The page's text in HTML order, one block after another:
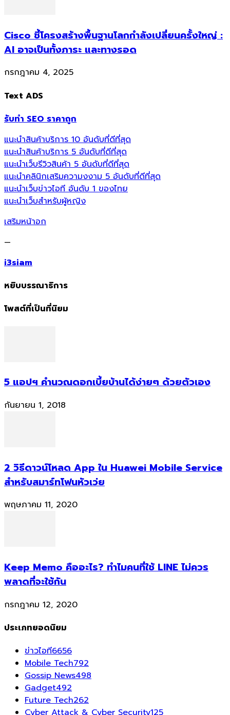
Cisco ชี้โครงสร้างพื้นฐานโลกกำลังเปลี่ยนครั้งใหญ่ :
AI อาจเป็นทั้งภาระ และทางรอด
กรกฎาคม 4, 2025
Text ADS
รับทำ SEO ราคาถูก
แนะนำสินค้าบริการ 10 อันดับที่ดีที่สุด
แนะนำสินค้าบริการ 5 อันดับที่ดีที่สุด
แนะนำเว็บรีวิวสินค้า 5 อันดับที่ดีที่สุด
แนะนำคลินิกเสริมความงงาม 5 อันดับที่ดีที่สุด
แนะนำเว็บข่าวไอที อันดับ 1 ของไทย
แนะนำเว็บสำหรับผู้หญิง
เสริมหน้าอก
—
i3siam
หยิบบรรณาธิการ
โพสต์ที่เป็นที่นิยม
5 แอปฯ คำนวณดอกเบี้ยบ้านได้ง่ายๆ ด้วยตัวเอง
กันยายน 1, 2018
2 วิธีดาวน์โหลด App ใน Huawei Mobile Service
สำหรับสมาร์ทโฟนหัวเว่ย
พฤษภาคม 11, 2020
Keep Memo คืออะไร? ทำไมคนที่ใช้ LINE ไม่ควร
พลาดที่จะใช้กัน
กรกฎาคม 12, 2020
ประเภทยอดนิยม
ข่าวไอที6656
Mobile Tech792
Gossip News498
Gadget492
Future Tech262